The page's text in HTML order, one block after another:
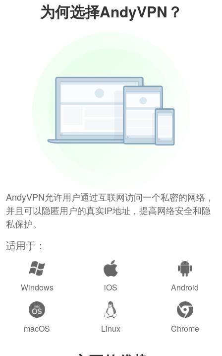
为何选择AndyVPN？
AndyVPN允许用户通过互联网访问一个私密的网络，
并且可以隐匿用户的真实IP地址，提高网络安全和隐
私保护。
适用于：
Windows iOS Android
macOS Linux Chrome